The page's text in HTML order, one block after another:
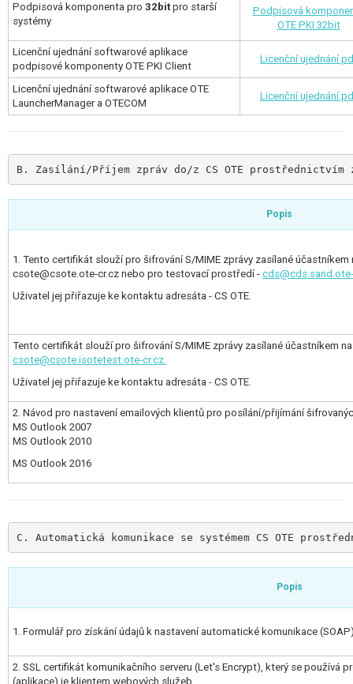
Podpisová komponenta pro 32bitpro starší
systémy
Podpisová
OTE PKI 32bit
Licenční ujednání softwarové aplikace
podpisové komponenty OTE PKI Client
Licenční
Licenční ujednání softwarové aplikace OTE
LauncherManager a OTECOM
Licenční
B. Zasílání/Příjem zpráv do/z CS OTE prostřednictvím
Popis
1. Tento certifikát slouží pro šifrování S/MIME zprávy zasílané
csote@csote.ote-cr.cz nebo pro testovací prostředí -
Uživatel jej přiřazuje ke kontaktu adresáta - CS OTE.
Tento certifikát slouží pro šifrování S/MIME zprávy zasílané účastníkem
csote@csote.isotetest.ote-cr.cz.
Uživatel jej přiřazuje ke kontaktu adresáta - CS OTE.
2. Návod pro nastavení emailových klientů pro posílání/přijímání
MS Outlook 2007
MS Outlook 2010
MS Outlook 2016
C. Automatická komunikace se systémem CS OTE
Popis
1. Formulář pro získání údajů k nastavení automatické komunikace
2. SSL certifikát komunikačního serveru (Let's Encrypt), který se používá
(aplikace) je klientem webových služeb.